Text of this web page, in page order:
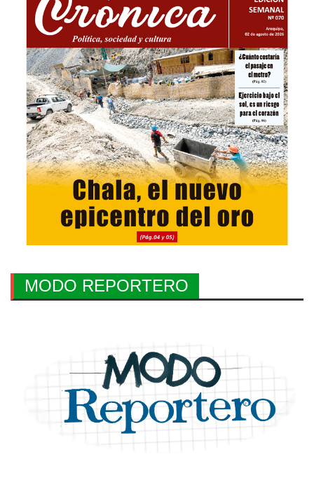
MODO REPORTERO